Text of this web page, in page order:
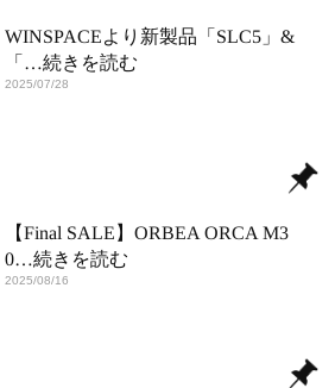
WINSPACEより新製品「SLC5」&
「 …続きを読む
2025/07/28
【Final SALE】ORBEA ORCA M3
0…続きを読む
2025/08/16